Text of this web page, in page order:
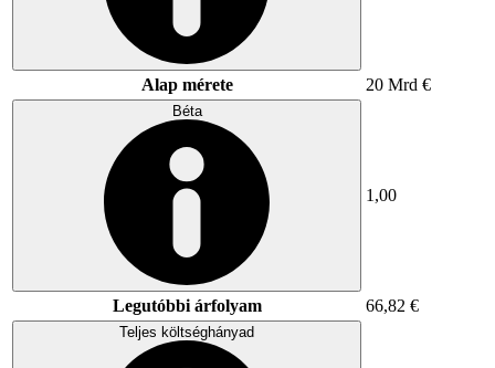
Alap mérete 20 Mrd €
Béta
1,00
Legutóbbi árfolyam 66,82 €
Teljes költséghányad